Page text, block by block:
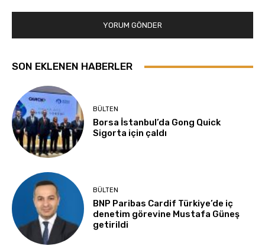
SON EKLENEN HABERLER
BÜLTEN
Borsa İstanbul’da Gong Quick
Sigorta için çaldı
BÜLTEN
BNP Paribas Cardif Türkiye’de iç
denetim görevine Mustafa Güneş
getirildi